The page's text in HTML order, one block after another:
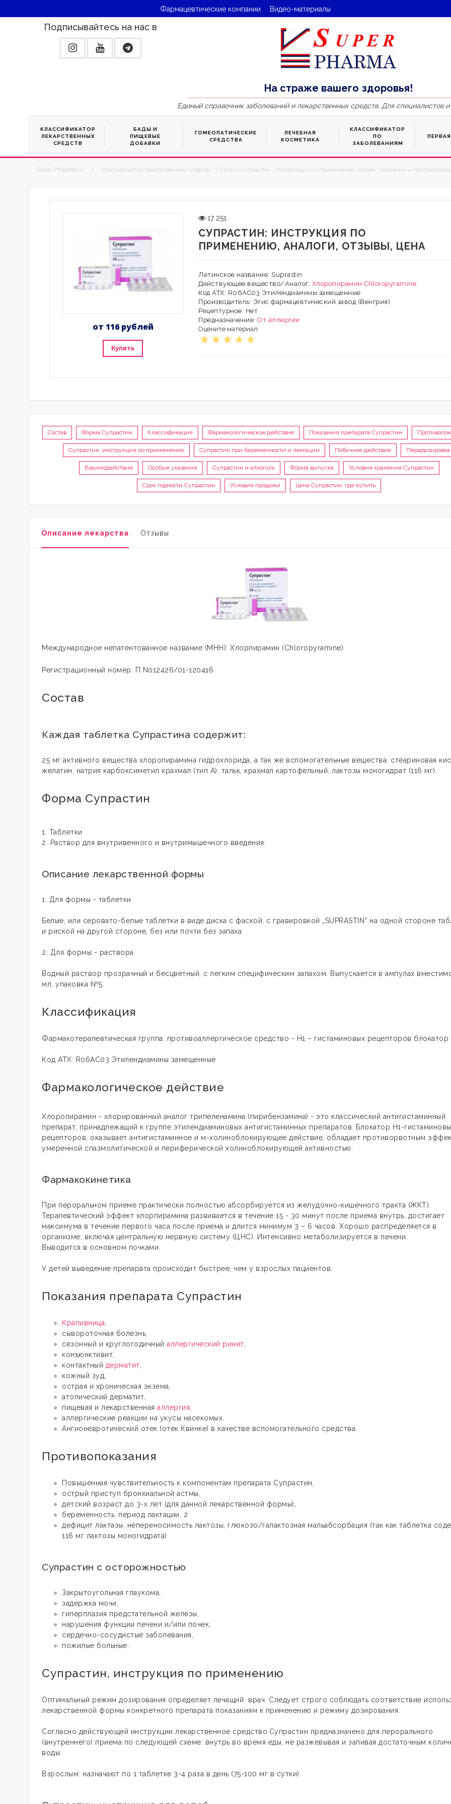
Фармацевтические компании Видео-материалы
Подписывайтесь на нас в
На страже вашего здоровья!
Единый справочник заболеваний и лекарственных средств. Для специалистов
КЛАССИФИКАТОР
ЛЕКАРСТВЕННЫХ
СРЕДСТВ
БАДЫ И
ПИЩЕВЫЕ
ДОБАВКИ
ГОМЕОПАТИЧЕСКИЕ
СРЕДСТВА
ЛЕЧЕБНАЯ
КОСМЕТИКА
КЛАССИФИКАТОР
ПО
ЗАБОЛЕВАНИЯМ
Super-PHARMA.ru / Классификатор лекарственных средств / Купить Супрастин – Инструкция по применению, отзывы, показания и
от 116 рублей
Купить
17 251
СУПРАСТИН: ИНСТРУКЦИЯ ПО
ПРИМЕНЕНИЮ, АНАЛОГИ, ОТЗЫВЫ, ЦЕНА
Латинское название: Suprastin
Действующее вещество/Аналог: Хлоропирамин Chloropyramine
Код АТХ: R06AC03 Этилендиамины замещенные
Производитель: Эгис фармацевтический завод (Венгрия)
Рецептурное: Нет
Предназначение:От аллергии
Оцените материал:
Состав Форма Супрастин Классификация Фармакологическое действие Показания препарата Супрастин
Супрастин, инструкция по применению Супрастин при беременности и лактации Побочное действие Передозировка
Взаимодействие Особые указания Супрастин и алкоголь Форма выпуска Условия хранения Супрастин
Срок годности Супрастин Условия продажи Цена Супрастин, где купить
Описание лекарства Отзывы
Международное непатентованное название (МНН): Хлорпирамин (Chloropyramine)
Регистрационный номер: П N012426/01-120416
Состав
Каждая таблетка Супрастина содержит:
25 мг активного вещества хлоропирамина гидрохлорида, а так же вспомогательные вещества: стеариновая
желатин, натрия карбоксиметил крахмал (тип А), тальк, крахмал картофельный, лактозы моногидрат (116 мг).
Форма Супрастин
1. Таблетки
2. Раствор для внутривенного и внутримышечного введения.
Описание лекарственной формы
1. Для формы - таблетки
Белые, или серовато-белые таблетки в виде диска с фаской, с гравировкой „SUPRASTIN” на одной стороне
и риской на другой стороне, без или почти без запаха.
2. Для формы - раствора
Водный раствор прозрачный и бесцветный, c легким специфическим запахом. Выпускается в ампулах
мл, упаковка №5.
Классификация
Фармакотерапевтическая группа: противоаллергическое средство - H1 – гистаминовых рецепторов блокатор
Код ATХ: R06AC03 Этилендиамины замещенные
Фармакологическое действие
Хлоропирамин - хлорированный аналог трипеленамина (пирибензамина) - это классический антигистаминный
препарат, принадлежащий к группе этилендиаминовых антигистаминных препаратов. Блокатор H1-
рецепторов, оказывает антигистаминное и м-холиноблокирующее действие, обладает противорвотным
умеренной спазмолитической и периферической холиноблокирующей активностью.
Фармакокинетика
При пероральном приеме практически полностью абсорбируется из желудочно-кишечного тракта (ЖКТ).
Терапевтический эффект хлорпирамина развивается в течение 15 - 30 минут после приема внутрь, достигает
максимума в течение первого часа после приема и длится минимум 3 – 6 часов. Хорошо распределяется в
организме, включая центральную нервную систему (ЦНС). Интенсивно метаболизируется в печени.
Выводится в основном почками.
У детей выведение препарата происходит быстрее, чем у взрослых пациентов.
Показания препарата Супрастин
Крапивница
сывороточная болезнь,
сезонный и круглогодичный аллергический ринит
конъюнктивит,
контактный дерматит
кожный зуд,
острая и хроническая экзема,
атопический дерматит,
пищевая и лекарственная аллергия
аллергические реакции на укусы насекомых.
Ангионевротический отек (отек Квинке) в качестве вспомогательного средства.
Противопоказания
Повышенная чувствительность к компонентам препарата Супрастин,
острый приступ бронхиальной астмы,
детский возраст до 3-х лет (для данной лекарственной формы),
беременность, период лактации, 2
дефицит лактазы, непереносимость лактозы, глюкозо/галактозная мальабсорбация (так как таблетка
116 мг лактозы моногидрата).
Супрастин с осторожностью
Закрытоугольная глаукома,
задержка мочи,
гиперплазия предстательной железы,
нарушения функции печени и/или почек,
сердечно-сосудистые заболевания,
пожилые больные.
Супрастин, инструкция по применению
Оптимальный режим дозирования определяет лечащий врач. Следует строго соблюдать соответствие
лекарственной формы конкретного препарата показаниям к применению и режиму дозирования.
Согласно действующей инструкции лекарственное средство Супрастин предназначено для перорального
(внутреннего) приема по следующей схеме: внутрь во время еды, не разжевывая и запивая достаточным
воды.
Взрослым: назначают по 1 таблетке 3-4 раза в день (75-100 мг в сутки).